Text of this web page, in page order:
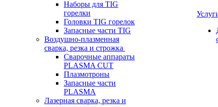
Наборы для TIG
горелки
Головки TIG горелок
Запасные части TIG
Воздушно-плазменная
сварка, резка и строжка
Сварочные аппараты
PLASMA CUT
Плазмотроны
Запасные части
PLASMA
Лазерная сварка, резка и